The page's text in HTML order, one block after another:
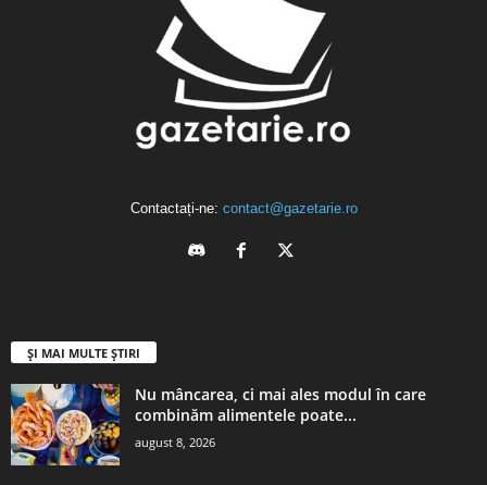
Contactați-ne: contact@gazetarie.ro
ȘI MAI MULTE ȘTIRI
Nu mâncarea, ci mai ales modul în care
combinăm alimentele poate...
august 8, 2026